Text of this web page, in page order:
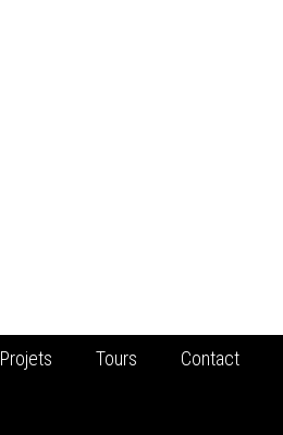
Projets Tours Contact